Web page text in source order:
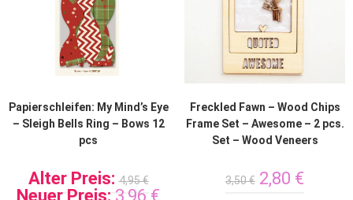
Papierschleifen: My Mind’s Eye
– Sleigh Bells Ring – Bows 12
pcs
Alter Preis: 4,95€
Neuer Preis: 3,96 €
Freckled Fawn – Wood Chips
Frame Set – Awesome – 2 pcs.
Set – Wood Veneers
3,50€ 2,80 €